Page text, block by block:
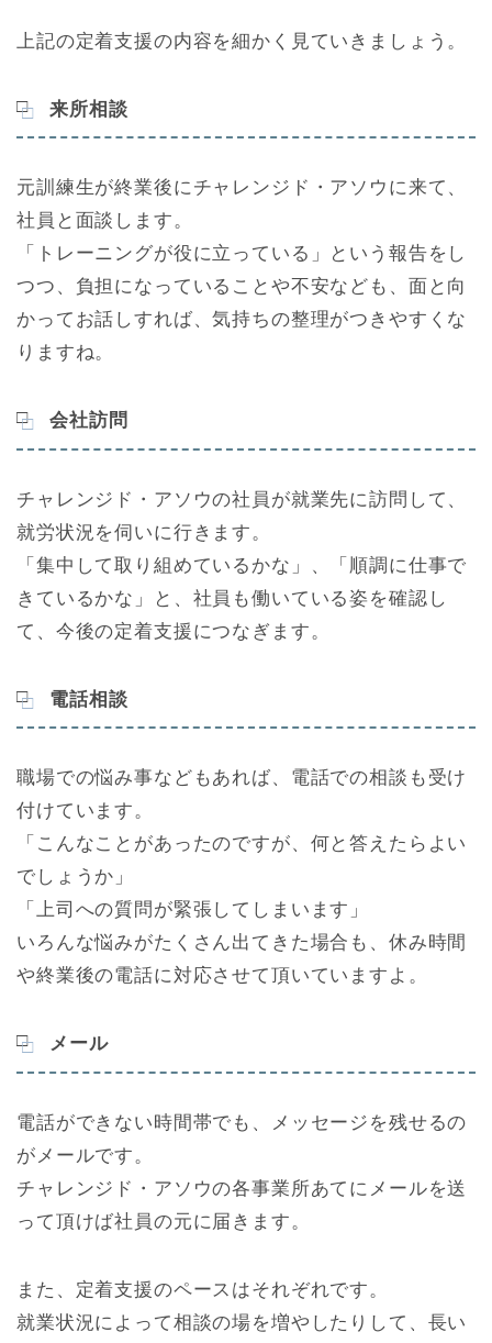
上記の定着支援の内容を細かく見ていきましょう。
来所相談
元訓練生が終業後にチャレンジド・アソウに来て、
社員と面談します。
「トレーニングが役に立っている」という報告をし
つつ、負担になっていることや不安なども、面と向
かってお話しすれば、気持ちの整理がつきやすくな
りますね。
会社訪問
チャレンジド・アソウの社員が就業先に訪問して、
就労状況を伺いに行きます。
「集中して取り組めているかな」、「順調に仕事で
きているかな」と、社員も働いている姿を確認し
て、今後の定着支援につなぎます。
電話相談
職場での悩み事などもあれば、電話での相談も受け
付けています。
「こんなことがあったのですが、何と答えたらよい
でしょうか」
「上司への質問が緊張してしまいます」
いろんな悩みがたくさん出てきた場合も、休み時間
や終業後の電話に対応させて頂いていますよ。
メール
電話ができない時間帯でも、メッセージを残せるの
がメールです。
チャレンジド・アソウの各事業所あてにメールを送
って頂けば社員の元に届きます。
また、定着支援のペースはそれぞれです。
就業状況によって相談の場を増やしたりして、長い